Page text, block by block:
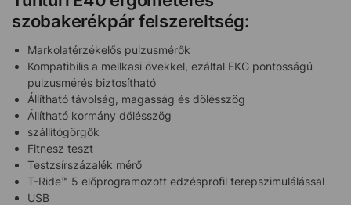
szobakerékpár felszereltség:
Markolatérzékelős pulzusmérők
Kompatibilis a mellkasi övekkel, ezáltal EKG pontosságú
pulzusmérés biztosítható
Állítható távolság, magasság és dölésszög
Állítható kormány dölésszög
szállítógörgők
Fitnesz teszt
Testzsírszázalék mérő
T-Ride™ 5 előprogramozott edzésprofil terepszimulálással
USB